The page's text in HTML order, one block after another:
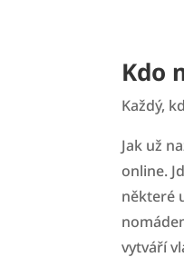
Kdo
Každý,
Jak už
online.
některé
vytváří